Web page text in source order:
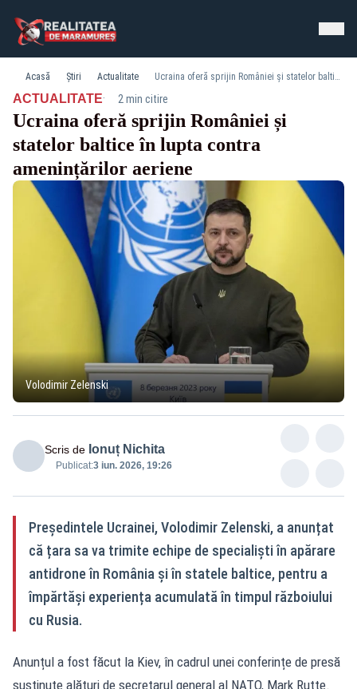
Acasă Știri Actualitate Ucraina oferă sprijin României și statelor baltice în lupta contra amenințărilor aeriene
ACTUALITATE· 2 min citire
Ucraina oferă sprijin României și
statelor baltice în lupta contra
amenințărilor aeriene
Volodimir Zelenski
Scris de Ionuț Nichita
Publicat:3 iun. 2026, 19:26
Președintele Ucrainei, Volodimir Zelenski, a anunțat
că țara sa va trimite echipe de specialiști în apărare
antidrone în România și în statele baltice, pentru a
împărtăși experiența acumulată în timpul războiului
cu Rusia.
Anunțul a fost făcut la Kiev, în cadrul unei conferințe de presă
susținute alături de secretarul general al NATO, Mark Rutte.